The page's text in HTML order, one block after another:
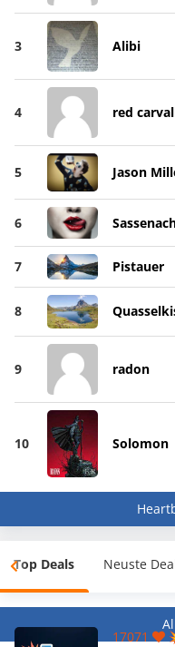
3 Alibi
4 red
5 Jason
6
7 Pistauer
8
9 radon
10 Solomon
Top Deals Neuste
17071